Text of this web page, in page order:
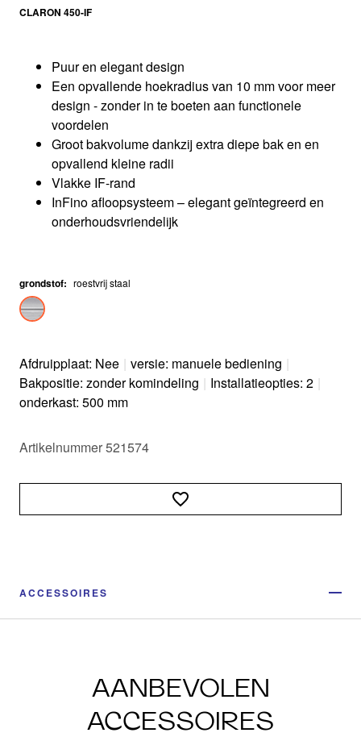
CLARON 450-IF
Puur en elegant design
Een opvallende hoekradius van 10 mm voor meer
design - zonder in te boeten aan functionele
voordelen
Groot bakvolume dankzij extra diepe bak en en
opvallend kleine radii
Vlakke IF-rand
InFino afloopsysteem – elegant geïntegreerd en
onderhoudsvriendelijk
grondstof: roestvrij staal
Afdruipplaat: Nee | versie: manuele bediening |
Bakpositie: zonder komindeling | Installatieopties: 2 |
onderkast: 500 mm
Artikelnummer 521574
ACCESSOIRES
AANBEVOLEN
ACCESSOIRES